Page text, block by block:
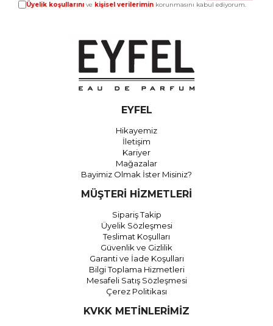
Üyelik koşullarınıve kişisel verileriminkorunmasını kabul ediyorum.
EYFEL
Hikayemiz
İletişim
Kariyer
Mağazalar
Bayimiz Olmak İster Misiniz?
MÜŞTERİ HİZMETLERİ
Sipariş Takip
Üyelik Sözleşmesi
Teslimat Koşulları
Güvenlik ve Gizlilik
Garanti ve İade Koşulları
Bilgi Toplama Hizmetleri
Mesafeli Satış Sözleşmesi
Çerez Politikası
KVKK METİNLERİMİZ